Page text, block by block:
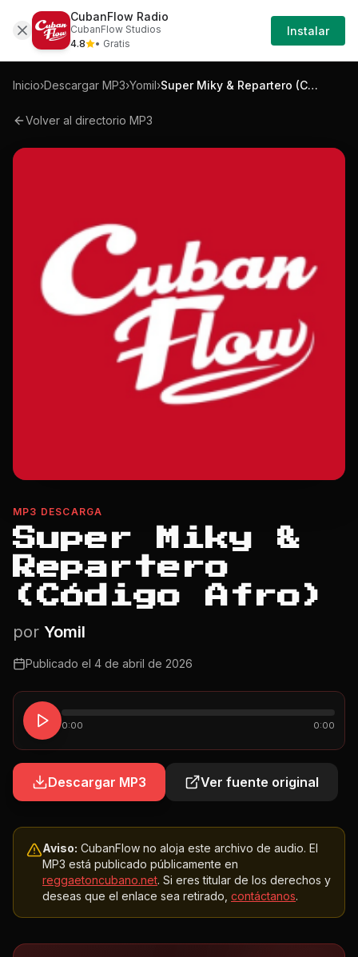
Mp3 Yomil-super-miky-repartero-codigo-
Iniciar
Sesión
Inicio›Descargar MP3›Yomil› Super Miky & Repartero (Código Afro)
Volver al directorio MP3
MP3 DESCARGA
Super Miky &
Repartero
(Código Afro)
por Yomil
Publicado el 4 de abril de 2026
0:00 0:00
Descargar MP3 Ver fuente original
Aviso: CubanFlow no aloja este archivo de audio. El
MP3 está publicado públicamente en
reggaetoncubano.net. Si eres titular de los derechos y
deseas que el enlace sea retirado, contáctanos.
CubanFlow Radio
CubanFlow Studios
4.8
• Gratis
Instalar